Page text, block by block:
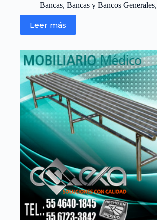
Bancas, Bancas y Bancos Generales,
Leer más